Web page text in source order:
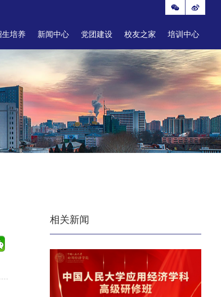
生培养 新闻中心 党团建设 校友之家 培训中心
相关新闻